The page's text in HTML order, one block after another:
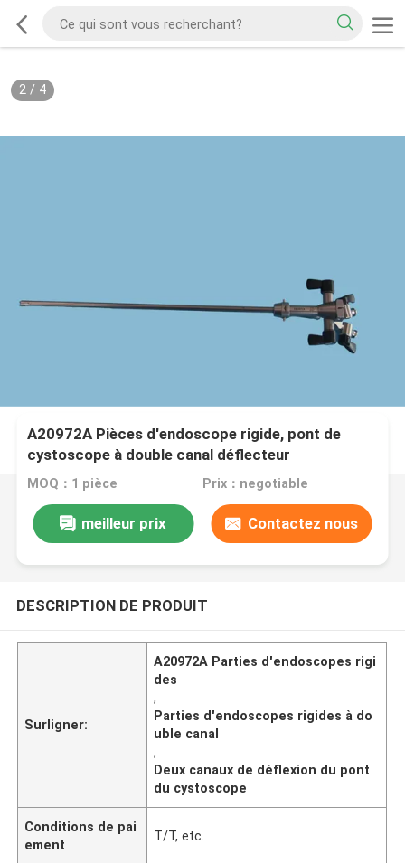
2/ 4
A20972A Pièces d'endoscope rigide, pont de
cystoscope à double canal déflecteur
MOQ：1 pièce Prix：negotiable
meilleur prix Contactez nous
DESCRIPTION DE PRODUIT
Surligner:
A20972A Parties d'endoscopes rigi
des
,
Parties d'endoscopes rigides à do
uble canal
,
Deux canaux de déflexion du pont
du cystoscope
Conditions de pai
ement
T/T, etc.